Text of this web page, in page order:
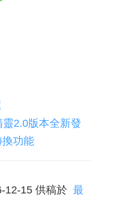
2.0版本全新發
功能
12-15供稿於 最